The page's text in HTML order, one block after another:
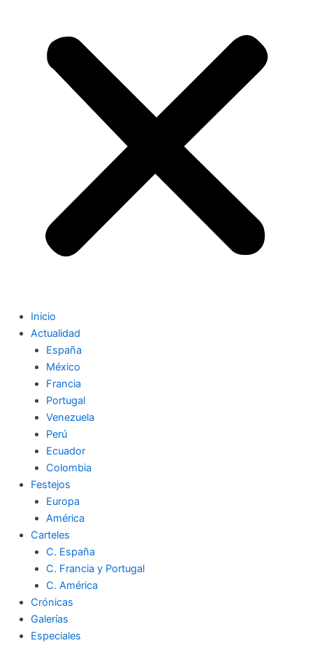
Inicio
Actualidad
España
México
Francia
Portugal
Venezuela
Perú
Ecuador
Colombia
Festejos
Europa
América
Carteles
C. España
C. Francia y Portugal
C. América
Crónicas
Galerías
Especiales